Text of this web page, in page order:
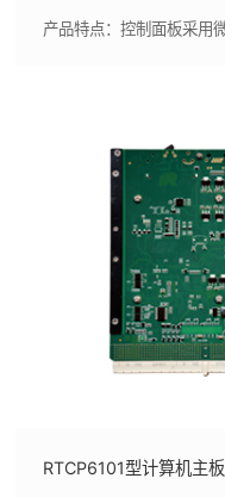
RTCP6101型计算机主板